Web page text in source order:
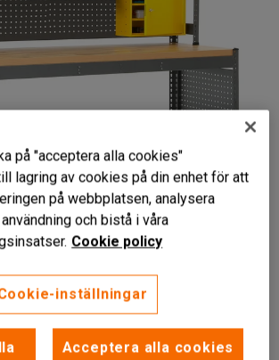
och belysning
på "acceptera alla cookies"
lagring av cookies på din enhet för att
på webbplatsen, analysera
och bistå i våra
Cookie policy
inställningar
Acceptera alla cookies